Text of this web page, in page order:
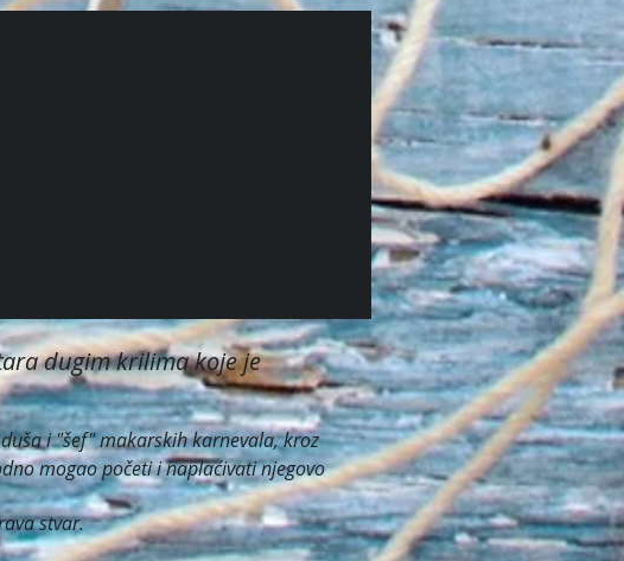
dugim krilima koje je
i "šef" makarskih karnevala, kroz
mogao početi i naplaćivati njegovo
stvar.